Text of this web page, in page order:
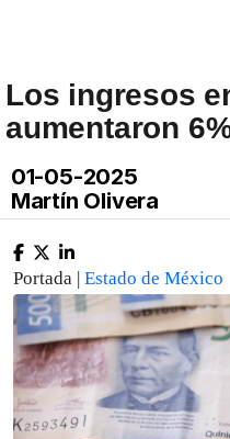
Los ingresos
aumentaron
01-05-2025
Martín Olivera
Portada | Estado de México